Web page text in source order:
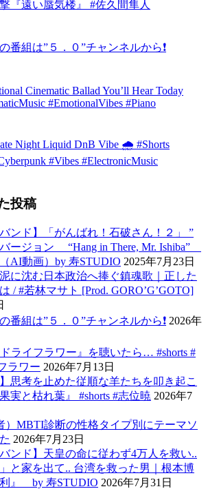
『遠い蜃気楼』 #佐久間隼人
番組は”５．０”チャンネルから❗️
Cinematic Ballad You’ll Hear Today
#EmotionalVibes #Piano
Night Liquid DnB Vibe 🌧️ #Shorts
#Vibes #ElectronicMusic
投稿
バンド】「がんばれ！石破さん！２」 ”
ージョン “Hang in There, Mr. Ishiba”
AI動画）by 寿STUDIO 2025年7月23日
泥に沈む日本政治へ捧ぐ鎮魂歌｜正した
/ #若林マサト [Prod. GORO’G’GOTO]
番組は”５．０”チャンネルから❗️ 2026年
ライフラワー』を聴いたら… #shorts #
ラワー 2026年7月13日
思考を止めた従順な羊たちを叩き起こ
実と枯れ葉』 #shorts #志位暁 2026年7
）MBTI診断の性格タイプ別にテーマソ
2026年7月23日
ンド】天皇の命に従わず4万人を救い..
」と家を出て.. 台湾を救った男｜根本博
利』 by 寿STUDIO 2026年7月31日